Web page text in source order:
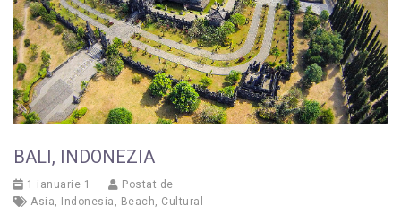
BALI, INDONEZIA
1 ianuarie 1
Postat de
Asia, Indonesia , Beach, Cultural